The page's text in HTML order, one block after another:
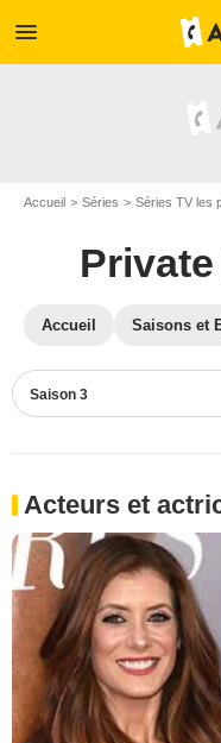
menu
Accueil Séries Séries TV les
Accueil Saisons et
Saison 3
Acteurs et